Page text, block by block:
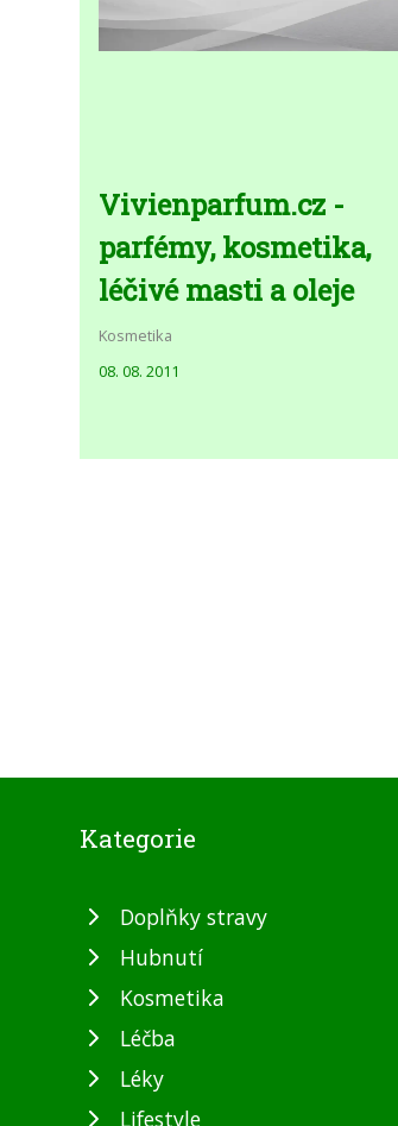
Vivienparfum.cz -
parfémy, kosmetika,
léčivé masti a oleje
Kosmetika
08. 08. 2011
Kategorie
Doplňky stravy
Hubnutí
Kosmetika
Léčba
Léky
Lifestyle